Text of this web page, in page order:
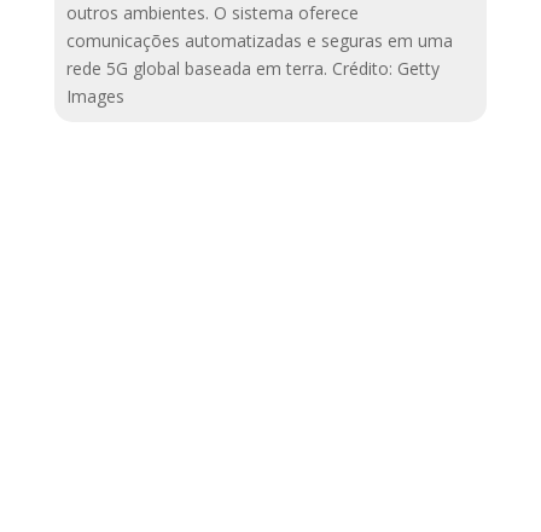
outros ambientes. O sistema oferece
comunicações automatizadas e seguras em uma
rede 5G global baseada em terra. Crédito: Getty
Images